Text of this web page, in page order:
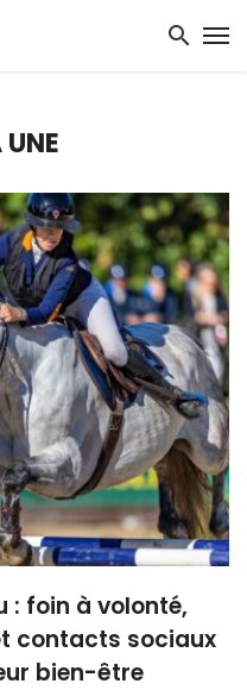
: foin à volonté,
contacts sociaux
bien-être